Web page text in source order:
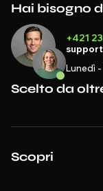
Hai bisogno
+421
Lunedì
Scelto da
Scopri